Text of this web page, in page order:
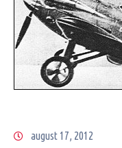
august 17, 2012